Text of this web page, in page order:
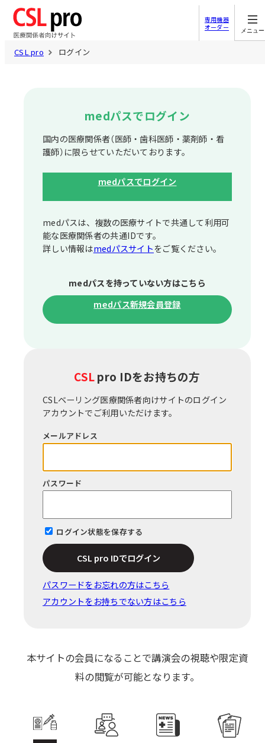
専用機器
オーダー
メニュー
CSL pro ログイン
medパスでログイン
国内の医療関係者（医師・歯科医師・薬剤師・看
護師）に限らせていただいております。
medパスでログイン
medパスは、複数の医療サイトで共通して利⽤可
能な医療関係者の共通IDです。
詳しい情報はmedパスサイトをご覧ください。
medパスを持っていない⽅はこちら
medパス新規会員登録
CSLpro IDをお持ちの⽅
CSLベーリング医療関係者向けサイトのログイン
アカウントでご利⽤いただけます。
メールアドレス
パスワード
ログイン状態を保存する
CSL pro IDでログイン
パスワードをお忘れの⽅はこちら
アカウントをお持ちでない方はこちら
本サイトの会員になることで講演会の視聴や限定資
料の閲覧が可能となります。